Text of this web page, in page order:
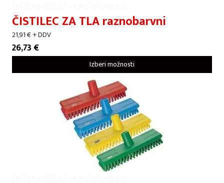
ČISTILEC ZA TLA raznobarvni
21,91€+ DDV
26,73 €
Izberi možnosti